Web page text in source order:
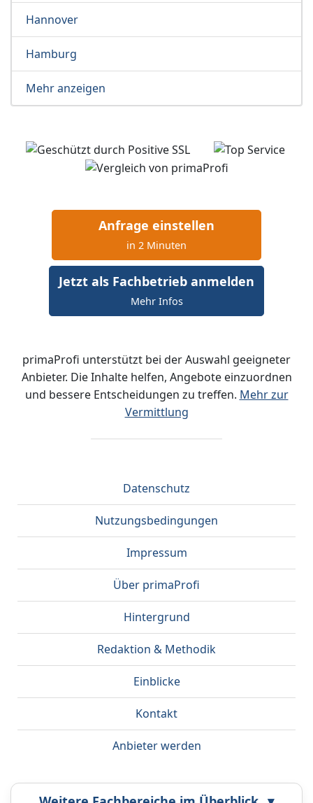
Hannover
Hamburg
Mehr anzeigen
Anfrage einstellen
in 2 Minuten
Jetzt als Fachbetrieb anmelden
Mehr Infos
primaProfi unterstützt bei der Auswahl geeigneter
Anbieter. Die Inhalte helfen, Angebote einzuordnen
und bessere Entscheidungen zu treffen. Mehr zur
Vermittlung
Datenschutz
Nutzungsbedingungen
Impressum
Über primaProfi
Hintergrund
Redaktion & Methodik
Einblicke
Kontakt
Anbieter werden